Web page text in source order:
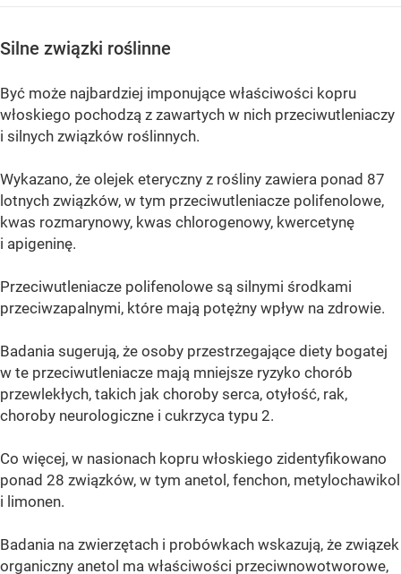
Silne związki roślinne
Być może najbardziej imponujące właściwości kopru
włoskiego pochodzą z zawartych w nich przeciwutleniaczy
i silnych związków roślinnych.
Wykazano, że olejek eteryczny z rośliny zawiera ponad 87
lotnych związków, w tym przeciwutleniacze polifenolowe,
kwas rozmarynowy, kwas chlorogenowy, kwercetynę
i apigeninę.
Przeciwutleniacze polifenolowe są silnymi środkami
przeciwzapalnymi, które mają potężny wpływ na zdrowie.
Badania sugerują, że osoby przestrzegające diety bogatej
w te przeciwutleniacze mają mniejsze ryzyko chorób
przewlekłych, takich jak choroby serca, otyłość, rak,
choroby neurologiczne i cukrzyca typu 2.
Co więcej, w nasionach kopru włoskiego zidentyfikowano
ponad 28 związków, w tym anetol, fenchon, metylochawikol
i limonen.
Badania na zwierzętach i probówkach wskazują, że związek
organiczny anetol ma właściwości przeciwnowotworowe,